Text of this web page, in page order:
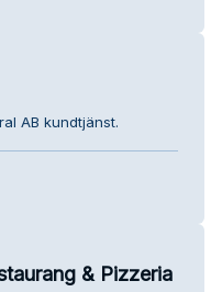
AB kundtjänst.
& Pizzeria